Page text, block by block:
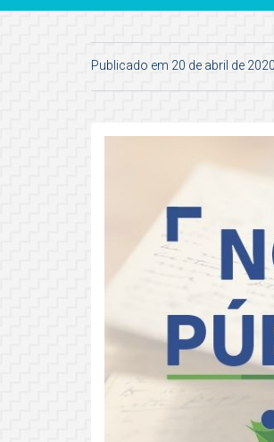
Publicado em 20 de abril de 2020